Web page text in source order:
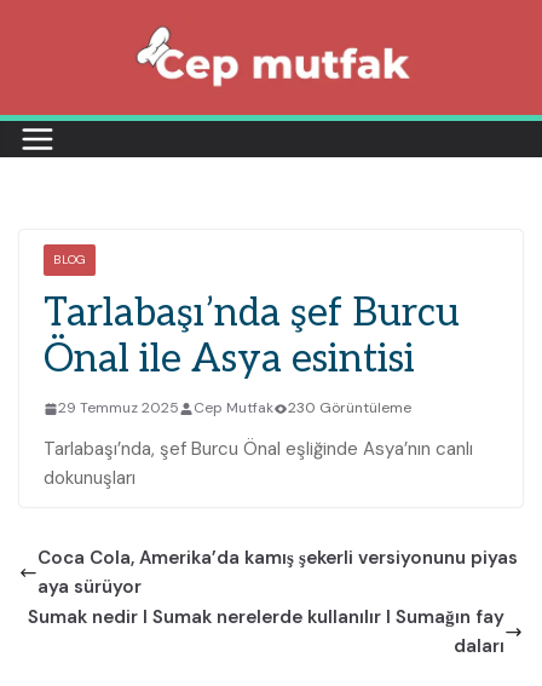
BLOG
Tarlabaşı’nda şef Burcu
Önal ile Asya esintisi
29 Temmuz 2025 Cep Mutfak 230 Görüntüleme
Tarlabaşı’nda, şef Burcu Önal eşliğinde Asya’nın canlı
dokunuşları
Coca Cola, Amerika’da kamış şekerli versiyonunu piyas
aya sürüyor
Sumak nedir I Sumak nerelerde kullanılır I Sumağın fay
daları